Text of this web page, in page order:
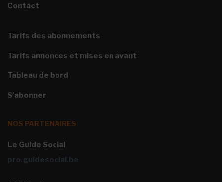
Contact
Tarifs des abonnements
Tarifs annonces et mises en avant
Tableau de bord
S'abonner
NOS PARTENAIRES
Le Guide Social
pro.guidesocial.be